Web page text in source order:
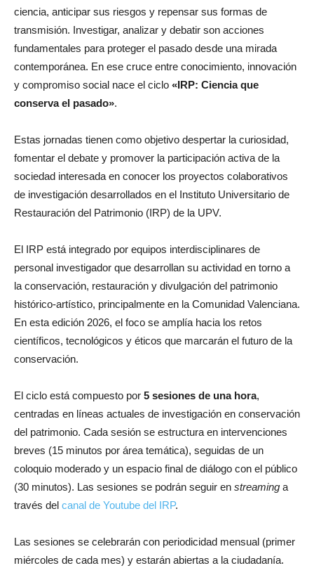
ciencia, anticipar sus riesgos y repensar sus formas de
transmisión. Investigar, analizar y debatir son acciones
fundamentales para proteger el pasado desde una mirada
contemporánea. En ese cruce entre conocimiento, innovación
y compromiso social nace el ciclo «IRP: Ciencia que
conserva el pasado».
Estas jornadas tienen como objetivo despertar la curiosidad,
fomentar el debate y promover la participación activa de la
sociedad interesada en conocer los proyectos colaborativos
de investigación desarrollados en el Instituto Universitario de
Restauración del Patrimonio (IRP) de la UPV.
El IRP está integrado por equipos interdisciplinares de
personal investigador que desarrollan su actividad en torno a
la conservación, restauración y divulgación del patrimonio
histórico-artístico, principalmente en la Comunidad Valenciana.
En esta edición 2026, el foco se amplía hacia los retos
científicos, tecnológicos y éticos que marcarán el futuro de la
conservación.
El ciclo está compuesto por 5 sesiones de una hora,
centradas en líneas actuales de investigación en conservación
del patrimonio. Cada sesión se estructura en intervenciones
breves (15 minutos por área temática), seguidas de un
coloquio moderado y un espacio final de diálogo con el público
(30 minutos). Las sesiones se podrán seguir en streaming a
través del canal de Youtube del IRP.
Las sesiones se celebrarán con periodicidad mensual (primer
miércoles de cada mes) y estarán abiertas a la ciudadanía.